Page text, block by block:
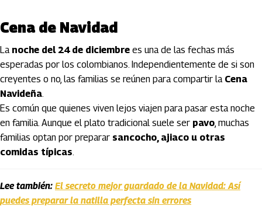
Cena de Navidad
La noche del 24 de diciembre es una de las fechas más
esperadas por los colombianos. Independientemente de si son
creyentes o no, las familias se reúnen para compartir la Cena
Navideña.
Es común que quienes viven lejos viajen para pasar esta noche
en familia. Aunque el plato tradicional suele ser pavo, muchas
familias optan por preparar sancocho, ajiaco u otras
comidas típicas.
Lee también: El secreto mejor guardado de la Navidad: Así
puedes preparar la natilla perfecta sin errores